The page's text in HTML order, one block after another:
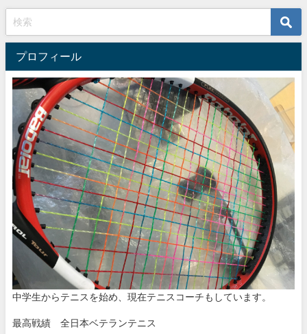
プロフィール
中学生からテニスを始め、現在テニスコーチもしています。
最高戦績 全日本ベテランテニス